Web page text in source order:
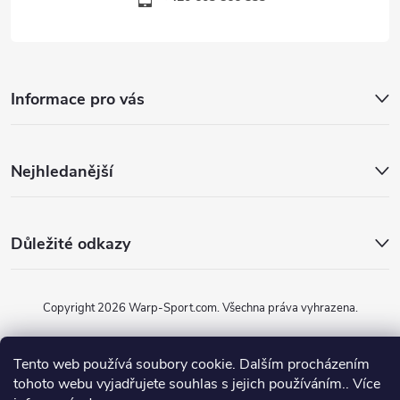
Tento web používá soubory cookie. Dalším procházením
tohoto webu vyjadřujete souhlas s jejich používáním.. Více
Informace pro vás
Nejhledanější
Důležité odkazy
Copyright 2026 Warp-Sport.com. Všechna práva vyhrazena.